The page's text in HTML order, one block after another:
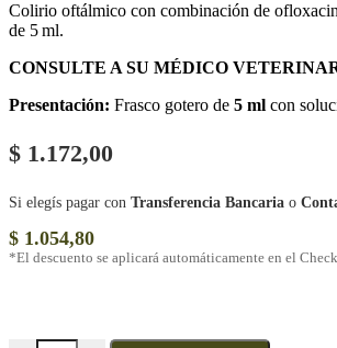
Colirio oftálmico con combinación de
de 5 ml.
CONSULTE A SU MÉDICO
Presentación: Frasco gotero de 5 ml con
$ 1.172,00
Si elegís pagar con Transferencia Bancaria o
$ 1.054,80
*El descuento se aplicará automáticamente en el